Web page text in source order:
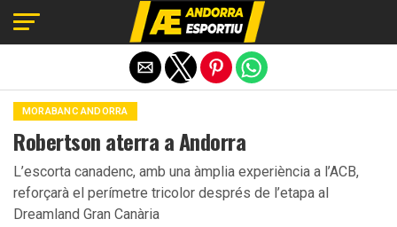
MORABANC ANDORRA
Robertson aterra a Andorra
L’escorta canadenc, amb una àmplia experiència a l’ACB,
reforçarà el perímetre tricolor després de l’etapa al
Dreamland Gran Canària
Exit mobile version